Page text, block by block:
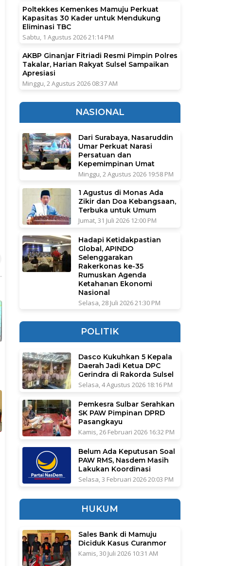
Poltekkes Kemenkes Mamuju Perkuat
Kapasitas 30 Kader untuk Mendukung
Eliminasi TBC
Sabtu, 1 Agustus 2026 21:14 PM
AKBP Ginanjar Fitriadi Resmi Pimpin Polres
Takalar, Harian Rakyat Sulsel Sampaikan
Apresiasi
Minggu, 2 Agustus 2026 08:37 AM
NASIONAL
Dari Surabaya, Nasaruddin
Umar Perkuat Narasi
Persatuan dan
Kepemimpinan Umat
Minggu, 2 Agustus 2026 19:58 PM
1 Agustus di Monas Ada
Zikir dan Doa Kebangsaan,
Terbuka untuk Umum
Jumat, 31 Juli 2026 12:00 PM
Hadapi Ketidakpastian
Global, APINDO
Selenggarakan
Rakerkonas ke-35
Rumuskan Agenda
Ketahanan Ekonomi
Nasional
Selasa, 28 Juli 2026 21:30 PM
POLITIK
Dasco Kukuhkan 5 Kepala
Daerah Jadi Ketua DPC
Gerindra di Rakorda Sulsel
Selasa, 4 Agustus 2026 18:16 PM
Pemkesra Sulbar Serahkan
SK PAW Pimpinan DPRD
Pasangkayu
Kamis, 26 Februari 2026 16:32 PM
Belum Ada Keputusan Soal
PAW RMS, Nasdem Masih
Lakukan Koordinasi
Selasa, 3 Februari 2026 20:03 PM
HUKUM
Sales Bank di Mamuju
Diciduk Kasus Curanmor
Kamis, 30 Juli 2026 10:31 AM